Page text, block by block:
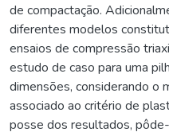
de compactação.
diferentes modelos
ensaios de compressão
estudo de caso para uma
dimensões, considerando
associado ao critério de
posse dos resultados,